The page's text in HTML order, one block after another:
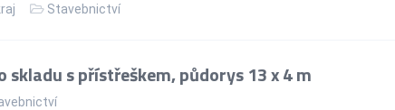
Stavebnictví
s přístřeškem, půdorys 13 x 4 m